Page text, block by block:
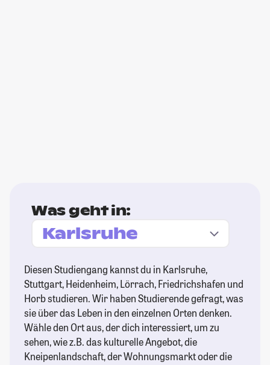
Was geht in:
Diesen Studiengang kannst du in Karlsruhe,
Stuttgart, Heidenheim, Lörrach, Friedrichshafen und
Horb studieren. Wir haben Studierende gefragt, was
sie über das Leben in den einzelnen Orten denken.
Wähle den Ort aus, der dich interessiert, um zu
sehen, wie z.B. das kulturelle Angebot, die
Kneipenlandschaft, der Wohnungsmarkt oder die